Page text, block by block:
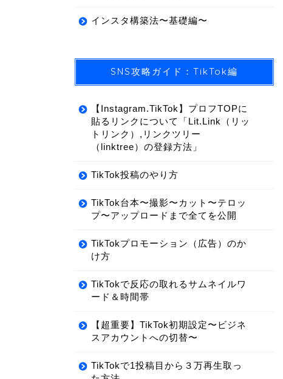
インスタ構築法〜基礎編〜
SNS攻略ガイド：TikTok編
【Instagram.TikTok】プロフTOPに
貼るリンクについて「Lit.Link（リッ
トリンク）,リンクツリー
（linktree）の登録方法」
TikTok投稿のやり方
TikTok台本〜撮影〜カット〜テロッ
プ〜アップロードまで全てを公開
TikTokプロモーション（広告）のか
け方
TikTokで反応の取れるサムネイルワ
ード＆時間帯
【超重要】TikTok初期設定〜ビジネ
スアカウントへの切替〜
TikTokで1投稿目から３万再生取っ